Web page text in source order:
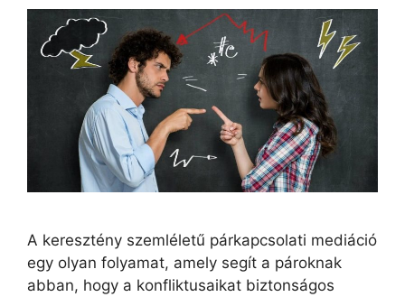
A keresztény szemléletű párkapcsolati mediáció
egy olyan folyamat, amely segít a pároknak
abban, hogy a konfliktusaikat biztonságos